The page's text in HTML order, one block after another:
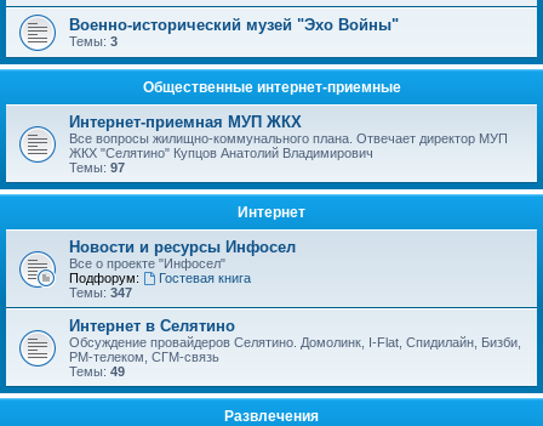
Военно-исторический музей "Эхо Войны"
Темы: 3
Общественные интернет-приемные
Интернет-приемная МУП ЖКХ
Все вопросы жилищно-коммунального плана. Отвечает директор МУП
ЖКХ "Селятино" Купцов Анатолий Владимирович
Темы: 97
Интернет
Новости и ресурсы Инфосел
Все о проекте "Инфосел"
Подфорум:
Гостевая книга
Темы: 347
Интернет в Селятино
Обсуждение провайдеров Селятино. Домолинк, I-Flat, Спидилайн, Бизби,
РМ-телеком, СГМ-связь
Темы: 49
Развлечения